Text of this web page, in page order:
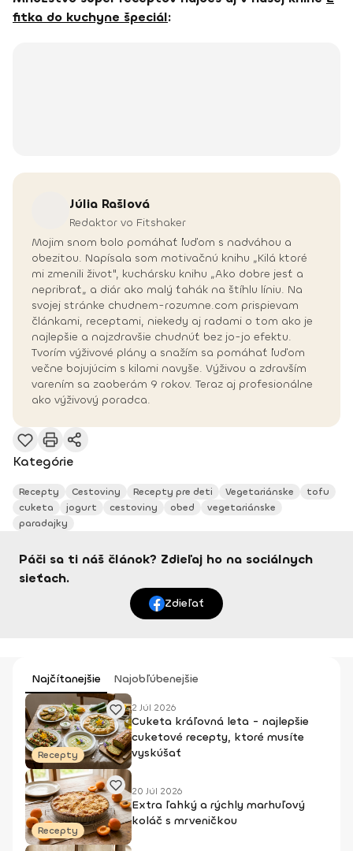
fitka do kuchyne špeciál:
Júlia Rašlová
Redaktor vo Fitshaker
Mojim snom bolo pomáhať ľuďom s nadváhou a
obezitou. Napísala som motivačnú knihu „Kilá ktoré
mi zmenili život", kuchársku knihu „Ako dobre jesť a
nepribrať„ a diár ako malý ťahák na štíhlu líniu. Na
svojej stránke chudnem-rozumne.com prispievam
článkami, receptami, niekedy aj radami o tom ako je
najlepšie a najzdravšie chudnúť bez jo-jo efektu.
Tvorím výživové plány a snažím sa pomáhať ľuďom
večne bojujúcim s kilami navyše. Výživou a zdravším
varením sa zaoberám 9 rokov. Teraz aj profesionálne
ako výživový poradca.
Kategórie
Recepty Cestoviny Recepty pre deti Vegetariánske
tofu
cuketa
jogurt cestoviny obed
vegetariánske
paradajky
Páči sa ti náš článok? Zdieľaj ho na sociálnych
sieťach.
Zdieľať
Najčítanejšie Najobľúbenejšie
Recepty
2 Júl 2026
Cuketa kráľovná leta - najlepšie
cuketové recepty, ktoré musíte
vyskúšať
Recepty
20 Júl 2026
Extra ľahký a rýchly marhuľový
koláč s mrveničkou